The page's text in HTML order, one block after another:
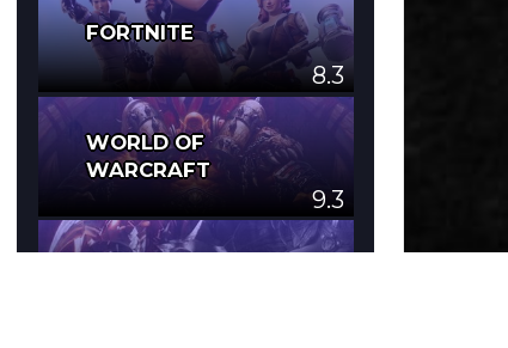
FORTNITE
8.3
WORLD OF
WARCRAFT
9.3